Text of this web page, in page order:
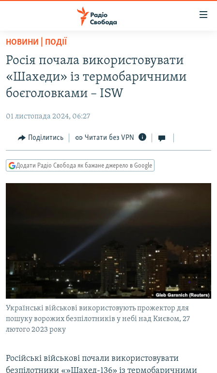
Перейти
основного
матеріалу
Перейти
до
основної
Перейти
до
пошуку
СТАТТІ
ЕКОНОМІКА
СУСПІЛЬСТВО
РОСІЙСЬКА «ФІЛЬТРАЦІЯ»
ДОНБАС.РЕАЛІЇ
ТИ ЯК?
СПЕЦПРОЄКТИ
ПОДКАСТИ
КРИМ РЕАЛІЇ
РУС
КТАТ
НОВИНИ | ПОДІЇ
Росія почала використовувати
«Шахеди» із термобаричними
боєголовками – ISW
01 листопада 2024, 06:27
Поділитись Читати без VPN
Додати Радіо Свобода як бажане джерело в Google
Українські військові використовують прожектор для
пошуку ворожих безпілотників у небі над Києвом, 27
лютого 2023 року
Російські військові почали використовувати
безпілотники «»Шахед-136» із термобаричними